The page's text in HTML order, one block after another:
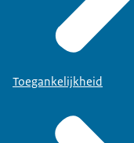
Toegankelijkheid